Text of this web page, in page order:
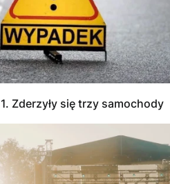
Zderzyły się trzy samochody